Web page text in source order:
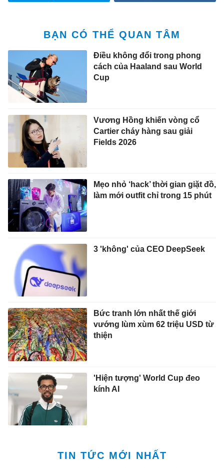
BẠN CÓ THỂ QUAN TÂM
Điều không đổi trong phong
cách của Haaland sau World
Cup
Vương Hồng khiến vòng cổ
Cartier cháy hàng sau giải
Fields 2026
Mẹo nhỏ ‘hack’ thời gian giặt đồ,
làm mới outfit chỉ trong 15 phút
3 'không' của CEO DeepSeek
Bức tranh lớn nhất thế giới
vướng lùm xùm 62 triệu USD từ
thiện
'Hiện tượng' World Cup đeo
kính AI
TIN TỨC MỚI NHẤT